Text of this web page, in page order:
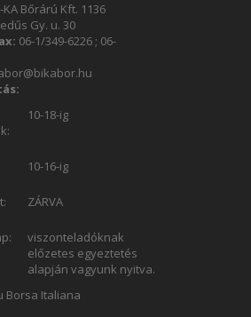
KA Bőrárú Kft. 1136
Gy. u. 30
06-1/349-6226 ; 06-
10-18-ig
10-16-ig
ZÁRVA
viszonteladóknak
előzetes egyeztetés
alapján vagyunk nyitva.
Borsa Italiana